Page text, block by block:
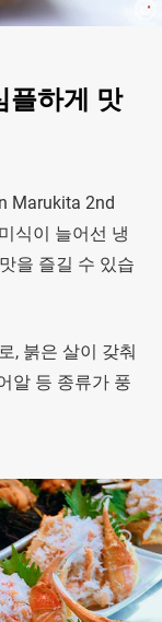
플하게 맛
Marukita 2nd
식이 늘어선 냉
을 즐길 수 있습
, 붉은 살이 갖춰
알 등 종류가 풍